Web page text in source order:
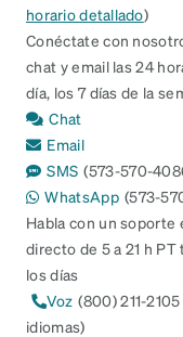
horario detallado)
Conéctate con
chat y email las 24
día, los 7 días de la
Chat
Email
SMS (573-570-
WhatsApp (573-
Habla con un soporte
directo de 5 a 21 h PT
los días
Voz (800) 211-
idiomas)